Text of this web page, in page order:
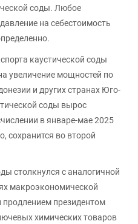
соды. Любое
на себестоимость
каустической соды
увеличение мощностей по
и других странах Юго-
соды вырос
в январе-мае 2025
сохранится во второй
столкнулся с аналогичной
макроэкономической
продлением президентом
химических товаров